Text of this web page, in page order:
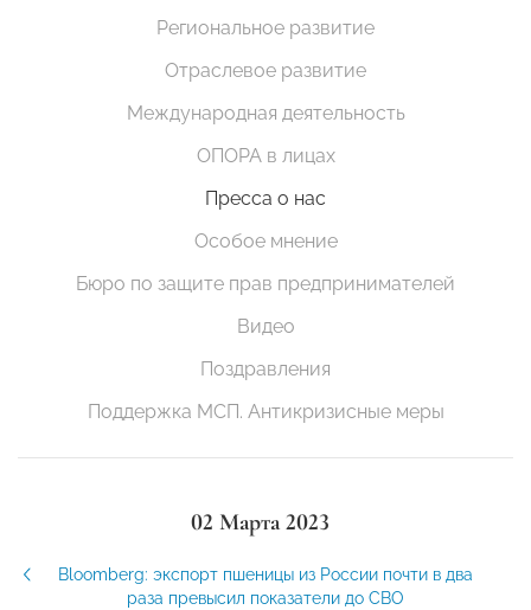
Региональное развитие
Отраслевое развитие
Международная деятельность
ОПОРА в лицах
Пресса о нас
Особое мнение
Бюро по защите прав предпринимателей
Видео
Поздравления
Поддержка МСП. Антикризисные меры
02 Марта 2023
Bloomberg: экспорт пшеницы из России почти в два
раза превысил показатели до СВО